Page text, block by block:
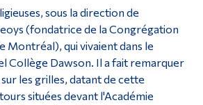
sous la direction de
(fondatrice de la Congrégation
Montréal), qui vivaient dans le
Collège Dawson. Il a fait remarquer
les grilles, datant de cette
situées devant l'Académie